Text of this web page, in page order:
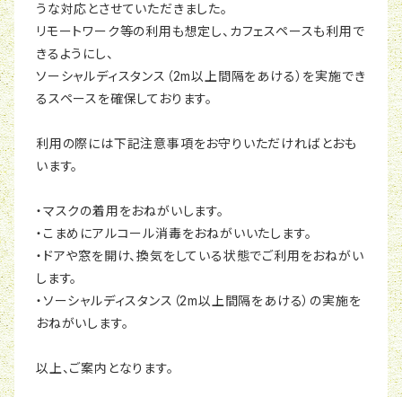
うな対応とさせていただきました。
リモートワーク等の利用も想定し、カフェスペースも利用で
きるようにし、
ソーシャルディスタンス（2m以上間隔をあける）を実施でき
るスペースを確保しております。
利用の際には下記注意事項をお守りいただければとおも
います。
・マスクの着用をおねがいします。
・こまめにアルコール消毒をおねがいいたします。
・ドアや窓を開け、換気をしている状態でご利用をおねがい
します。
・ソーシャルディスタンス（2m以上間隔をあける）の実施を
おねがいします。
以上、ご案内となります。